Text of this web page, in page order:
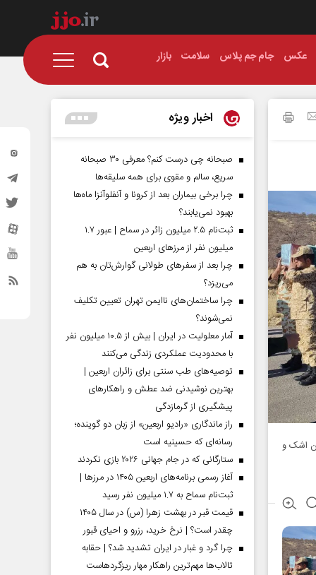
عکس جام جم پلاس سلامت بازار
اشک و
اخبار ویژه
صبحانه چی درست کنم؟ معرفی ۳۰ صبحانه
سریع، سالم و مقوی برای همه سلیقه‌ها
چرا برخی بیماران بعد از کرونا و آنفلوآنزا ماه‌ها
بهبود نمی‌یابند؟
ثبت‌نام ۲.۵ میلیون زائر در سماح | عبور ۱.۷
میلیون نفر از مرز‌های اربعین
چرا بعد از سفرهای طولانی گوارش‌تان به هم
می‌ریزد؟
چرا ساختمان‌های ناایمن تهران تعیین تکلیف
نمی‌شوند؟
آمار معلولیت در ایران | بیش از ۱۰.۵ میلیون نفر
با محدودیت عملکردی زندگی می‌کنند
توصیه‌های طب سنتی برای زائران اربعین |
بهترین نوشیدنی ضد عطش و راهکارهای
پیشگیری از گرمازدگی
راز ماندگاری «رادیو اربعین» از زبان دو گوینده؛
رسانه‌ای که حسینیه است
ستارگانی که در جام جهانی ۲۰۲۶ بازی نکردند
آغاز رسمی برنامه‌های اربعین ۱۴۰۵ در مرز‌ها |
ثبت‌نام سماح به ۱.۷ میلیون نفر رسید
قیمت قبر در بهشت زهرا (س) در سال ۱۴۰۵
چقدر است؟ | نرخ خرید، رزرو و احیای قبور
چرا گرد و غبار در ایران تشدید شد؟ | حقابه
تالاب‌ها مهم‌ترین راهکار مهار ریزگردهاست